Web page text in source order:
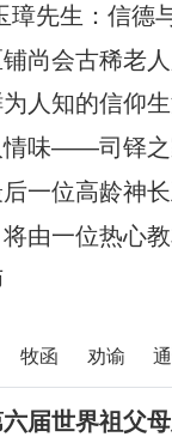
也提供了一些史
到日后还有机会
年2月24—28日，
主教的邀请，前
陪伴当地神父们
璋先生：信德
尚会古稀老
人知的信仰
情味——司铎
一位高龄神
由一位热心
牧函 劝谕
届世界祖父